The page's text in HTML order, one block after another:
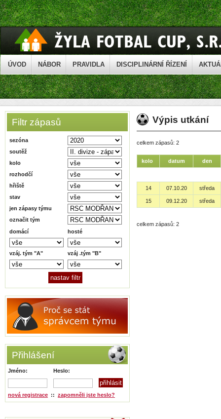
ÚVOD NÁBOR PRAVIDLA DISCIPLINÁRNÍ ŘÍZENÍ
Filtr zápasů
sezóna
soutěž
kolo
rozhodčí
hřiště
stav
jen zápasy týmu
označit tým
domácí
hosté
vzáj. tým "A" vzáj .tým "B"
Přihlášení
Jméno: Heslo:
nová registrace :: zapomněli jste heslo?
Výpis utkání
celkem zápasů: 2
kolo datum den
14 07.10.20 středa
15 09.12.20 středa
celkem zápasů: 2